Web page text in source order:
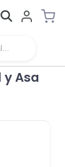
y Asa